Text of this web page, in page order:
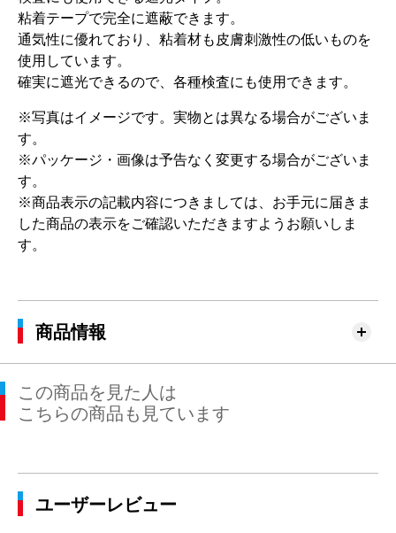
粘着テープで完全に遮蔽できます。
通気性に優れており、粘着材も皮膚刺激性の低いものを
使用しています。
確実に遮光できるので、各種検査にも使用できます。
※写真はイメージです。実物とは異なる場合がございま
す。
※パッケージ・画像は予告なく変更する場合がございま
す。
※商品表示の記載内容につきましては、お手元に届きま
した商品の表示をご確認いただきますようお願いしま
す。
商品情報
この商品を見た人は
こちらの商品も見ています
ユーザーレビュー